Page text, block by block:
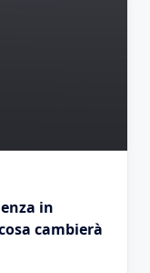
in
cambierà